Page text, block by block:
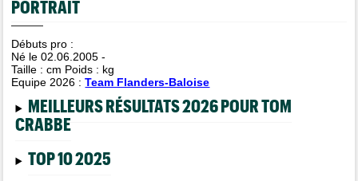
PORTRAIT
Débuts pro :
Né le 02.06.2005 -
Taille :cm Poids : kg
Equipe 2026 :Team Flanders-Baloise
MEILLEURS RÉSULTATS 2026 POUR TOM
CRABBE
TOP 10 2025